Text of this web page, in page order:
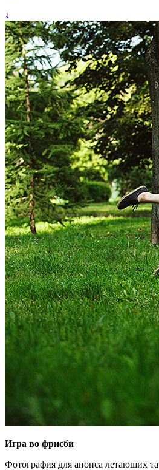
↓
Игра во фрисби
Фотография для анонса летающих